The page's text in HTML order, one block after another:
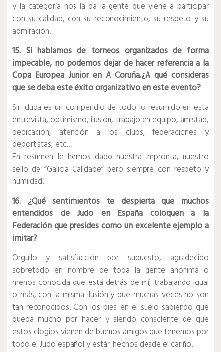
y la categoría nos la da la gente que viene a participar
con su calidad, con su reconocimiento, su respeto y su
admiración.
15. Si hablamos de torneos organizados de forma
impecable, no podemos dejar de hacer referencia a la
Copa Europea Junior en A Coruña.¿A qué consideras
que se deba este éxito organizativo en este evento?
Sin duda es un compendio de todo lo resumido en esta
entrevista, optimismo, ilusión, trabajo en equipo, amistad,
dedicación, atención a los clubs, federaciones y
deportistas, etc…
En resumen le hemos dado nuestra impronta, nuestro
sello de “Galicia Calidade” pero siempre con respeto y
humildad.
16. ¿Qué sentimientos te despierta que muchos
entendidos de Judo en España coloquen a la
Federación que presides como un excelente ejemplo a
imitar?
Orgullo y satisfacción por supuesto, agradecido
sobretodo en nombre de toda la gente anónima o
menos conocida que está detrás de mí, trabajando igual
o más, con la misma ilusión y que muchas veces no son
tan reconocidos. Con los pies en el suelo sabiendo que
queda mucho por hacer y siendo consciente de que
estos elogios vienen de buenos amigos que tenemos por
todo el Judo español y están hechos desde el cariño.